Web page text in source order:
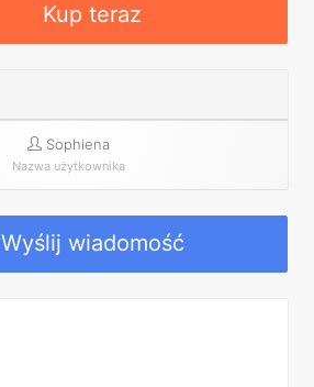
Kup teraz
Sophiena
Nazwa użytkownika
Wyślij wiadomość